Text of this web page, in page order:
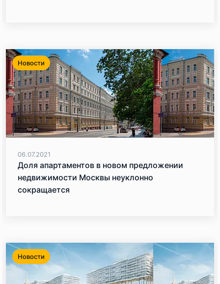
Новости
06.07.2021
Доля апартаментов в новом предложении
недвижимости Москвы неуклонно
сокращается
Новости